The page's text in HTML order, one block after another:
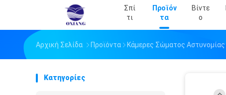
Σπί
Τι
Προϊόν
Τα
Βίντε
Ο
Αρχική Σελίδα Προϊόντα Κάμερες Σώματος Αστυνομίας
Κατηγορίες